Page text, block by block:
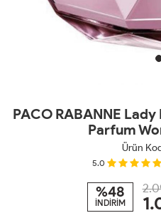
PACO RABANNE
Parfum
Ürün
5.0
%48
İNDİRİM